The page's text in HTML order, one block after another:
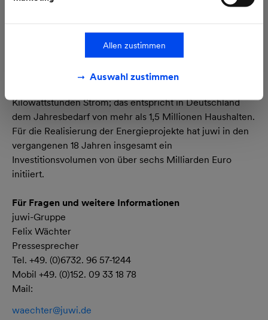
Allen zustimmen
Auswahl zustimmen
Anlagen mit einer Leistung von knapp 1.800 Megawatt an
über 100 Standorten realisiert; im Solarsegment sind es
mehr als 1.500 PV-Anlagen mit einer Gesamtleistung von
rund 1.400 Megawatt. Diese Energieanlagen erzeugen
Kilowattstunden Strom; das entspricht in Deutschland
dem Jahresbedarf von mehr als 1,5 Millionen Haushalten.
Für die Realisierung der Energieprojekte hat juwi in den
vergangenen 18 Jahren insgesamt ein
Investitionsvolumen von über sechs Milliarden Euro
initiiert.
Für Fragen und weitere Informationen
juwi-Gruppe
Felix Wächter
Pressesprecher
Tel. +49. (0)6732. 96 57-1244
Mobil +49. (0)152. 09 33 18 78
Mail:
waechter@juwi.de